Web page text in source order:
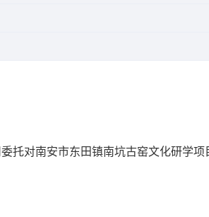
委托对南安市东田镇南坑古窑文化研学项